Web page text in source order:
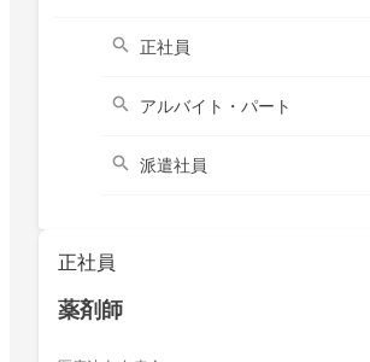
正社員
アルバイト・パート
派遣社員
正社員
薬剤師